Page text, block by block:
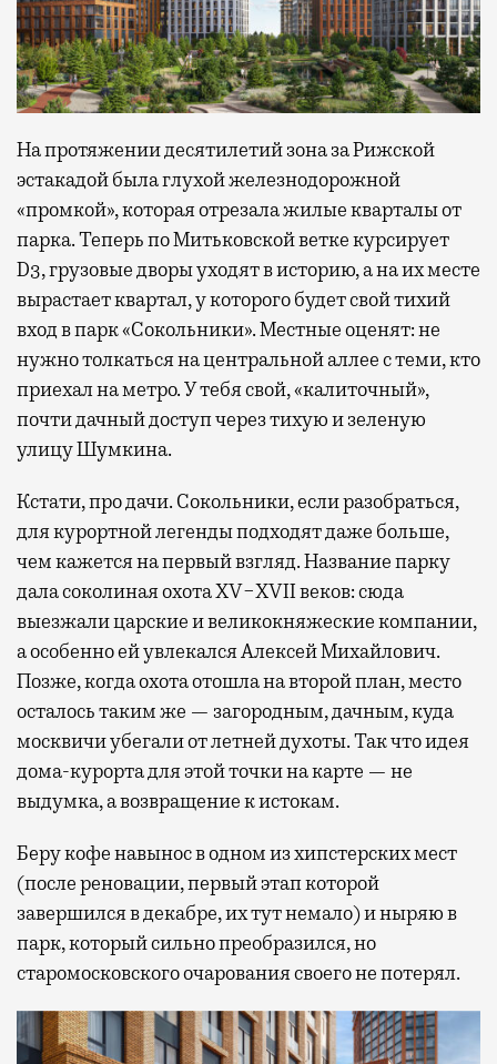
На протяжении десятилетий зона за Рижской
эстакадой была глухой железнодорожной
«промкой», которая отрезала жилые кварталы от
парка. Теперь по Митьковской ветке курсирует
D3, грузовые дворы уходят в историю, а на их месте
вырастает квартал, у которого будет свой тихий
вход в парк «Сокольники». Местные оценят: не
нужно толкаться на центральной аллее с теми, кто
приехал на метро. У тебя свой, «калиточный»,
почти дачный доступ через тихую и зеленую
улицу Шумкина.
Кстати, про дачи. Сокольники, если разобраться,
для курортной легенды подходят даже больше,
чем кажется на первый взгляд. Название парку
дала соколиная охота XV−XVII веков: сюда
выезжали царские и великокняжеские компании,
а особенно ей увлекался Алексей Михайлович.
Позже, когда охота отошла на второй план, место
осталось таким же — загородным, дачным, куда
москвичи убегали от летней духоты. Так что идея
дома-курорта для этой точки на карте — не
выдумка, а возвращение к истокам.
Беру кофе навынос в одном из хипстерских мест
(после реновации, первый этап которой
завершился в декабре, их тут немало) и ныряю в
парк, который сильно преобразился, но
старомосковского очарования своего не потерял.